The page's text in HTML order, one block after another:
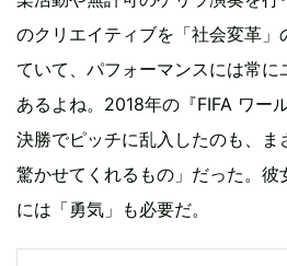
のクリエイティブを「社会変革」
ていて、パフォーマンスには常
あるよね。2018年の『FIFA ワー
決勝でピッチに乱入したのも、
驚かせてくれるもの」だった。
には「勇気」も必要だ。